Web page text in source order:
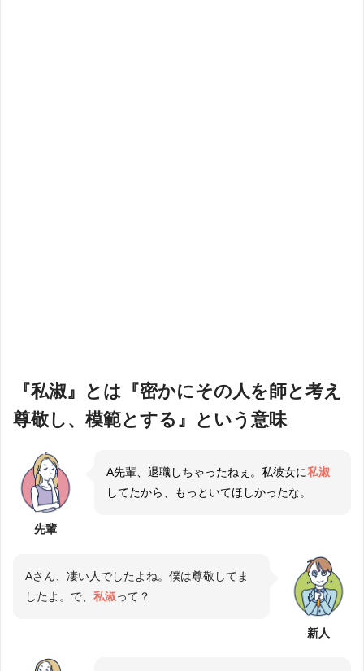
『私淑』とは『密かにその人を師と考え
尊敬し、模範とする』という意味
先輩
A先輩、退職しちゃったねぇ。私彼女に私淑
してたから、もっといてほしかったな。
Aさん、凄い人でしたよね。僕は尊敬してま
したよ。で、 私淑って？
新人